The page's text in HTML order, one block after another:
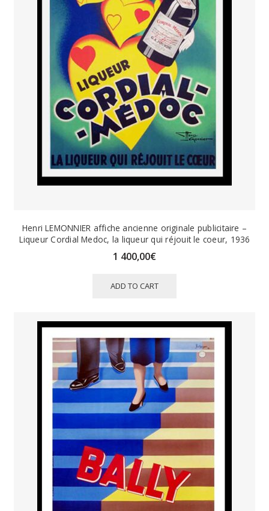
Henri LEMONNIER affiche ancienne originale publicitaire –
Liqueur Cordial Medoc, la liqueur qui réjouit le coeur, 1936
1 400,00€
ADD TO CART